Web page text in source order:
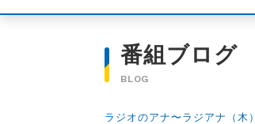
番組ブログ
BLOG
ラジオのアナ〜ラジアナ（木）